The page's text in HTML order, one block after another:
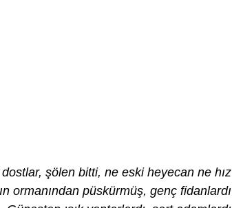
şölen bitti, ne eski heyecan ne hız
ormanından püskürmüş, genç fidanlardı